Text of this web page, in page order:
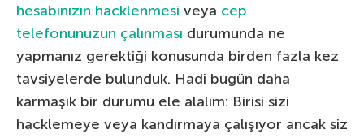
hesabınızın hacklenmesi veya cep
telefonunuzun çalınması durumunda ne
yapmanız gerektiği konusunda birden fazla kez
tavsiyelerde bulunduk. Hadi bugün daha
karmaşık bir durumu ele alalım: Birisi sizi
hacklemeye veya kandırmaya çalışıyor ancak siz